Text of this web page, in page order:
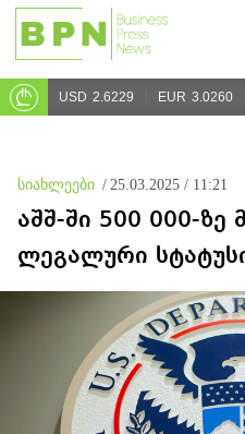
USD 2.6229 EUR 3.0260
სიახლეები / 25.03.2025 / 11:21
აშშ-ში 500 000-ზე
ლეგალური